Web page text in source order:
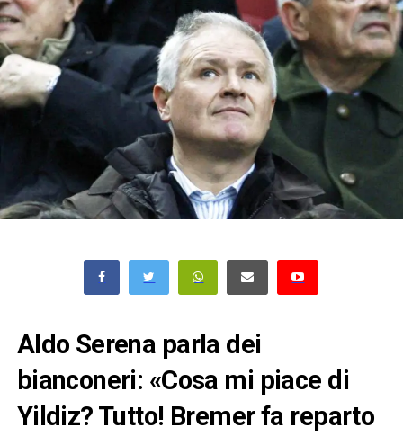
Aldo Serena parla dei
bianconeri: «Cosa mi piace di
Yildiz? Tutto! Bremer fa reparto